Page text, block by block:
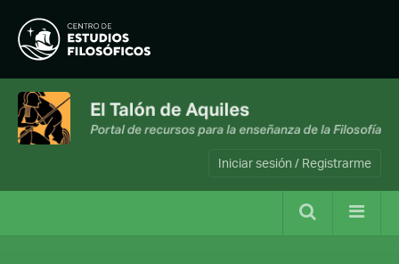
Iniciar sesión / Registrarme